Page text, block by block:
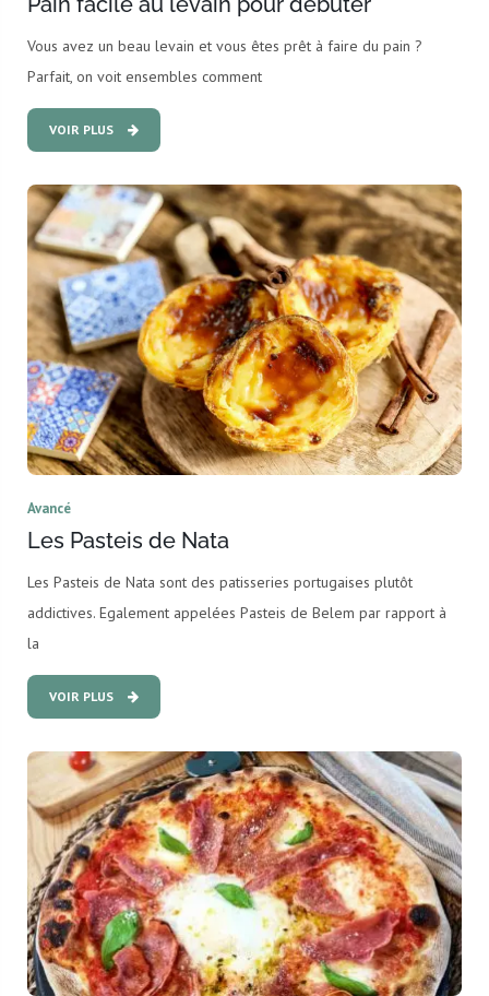
Vous avez un beau levain et vous êtes prêt à faire du pain ?
Parfait, on voit ensembles comment
VOIR PLUS
Avancé
Les Pasteis de Nata
Les Pasteis de Nata sont des patisseries portugaises plutôt
addictives. Egalement appelées Pasteis de Belem par rapport à
la
VOIR PLUS